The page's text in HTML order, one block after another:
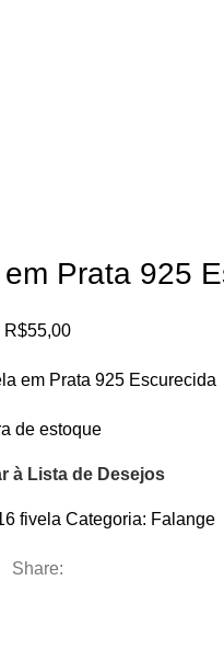
Prata 925
R$55,00
em Prata 925 Escurecida
de estoque
à Lista de Desejos
fivela Categoria: Falange
Share: